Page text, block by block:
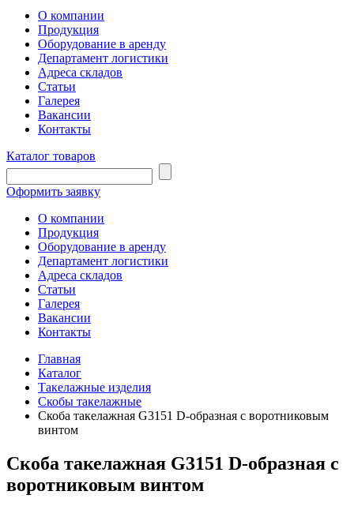
О компании
Продукция
Оборудование в аренду
Департамент логистики
Адреса складов
Статьи
Галерея
Вакансии
Контакты
Каталог товаров
Оформить заявку
О компании
Продукция
Оборудование в аренду
Департамент логистики
Адреса складов
Статьи
Галерея
Вакансии
Контакты
Главная
Каталог
Такелажные изделия
Скобы такелажные
Скоба такелажная G3151 D-образная с воротниковым
винтом
Скоба такелажная G3151 D-образная с
воротниковым винтом